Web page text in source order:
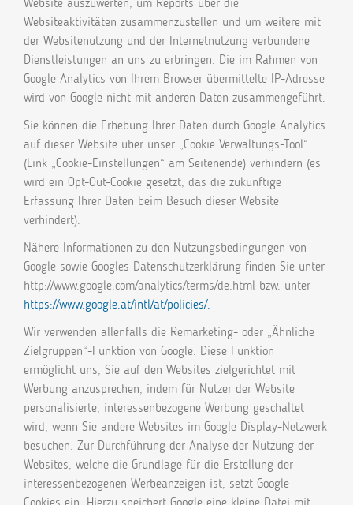
Websiteaktivitäten zusammenzustellen und um weitere mit
der Websitenutzung und der Internetnutzung verbundene
Dienstleistungen an uns zu erbringen. Die im Rahmen von
Google Analytics von Ihrem Browser übermittelte IP-Adresse
wird von Google nicht mit anderen Daten zusammengeführt.
Sie können die Erhebung Ihrer Daten durch Google Analytics
auf dieser Website über unser „Cookie Verwaltungs-Tool“
(Link „Cookie-Einstellungen“ am Seitenende) verhindern (es
wird ein Opt-Out-Cookie gesetzt, das die zukünftige
Erfassung Ihrer Daten beim Besuch dieser Website
verhindert).
Nähere Informationen zu den Nutzungsbedingungen von
Google sowie Googles Datenschutzerklärung finden Sie unter
http://www.google.com/analytics/terms/de.html bzw. unter
https://www.google.at/intl/at/policies/.
Wir verwenden allenfalls die Remarketing- oder „Ähnliche
Zielgruppen“-Funktion von Google. Diese Funktion
ermöglicht uns, Sie auf den Websites zielgerichtet mit
Werbung anzusprechen, indem für Nutzer der Website
personalisierte, interessenbezogene Werbung geschaltet
wird, wenn Sie andere Websites im Google Display-Netzwerk
besuchen. Zur Durchführung der Analyse der Nutzung der
Websites, welche die Grundlage für die Erstellung der
interessenbezogenen Werbeanzeigen ist, setzt Google